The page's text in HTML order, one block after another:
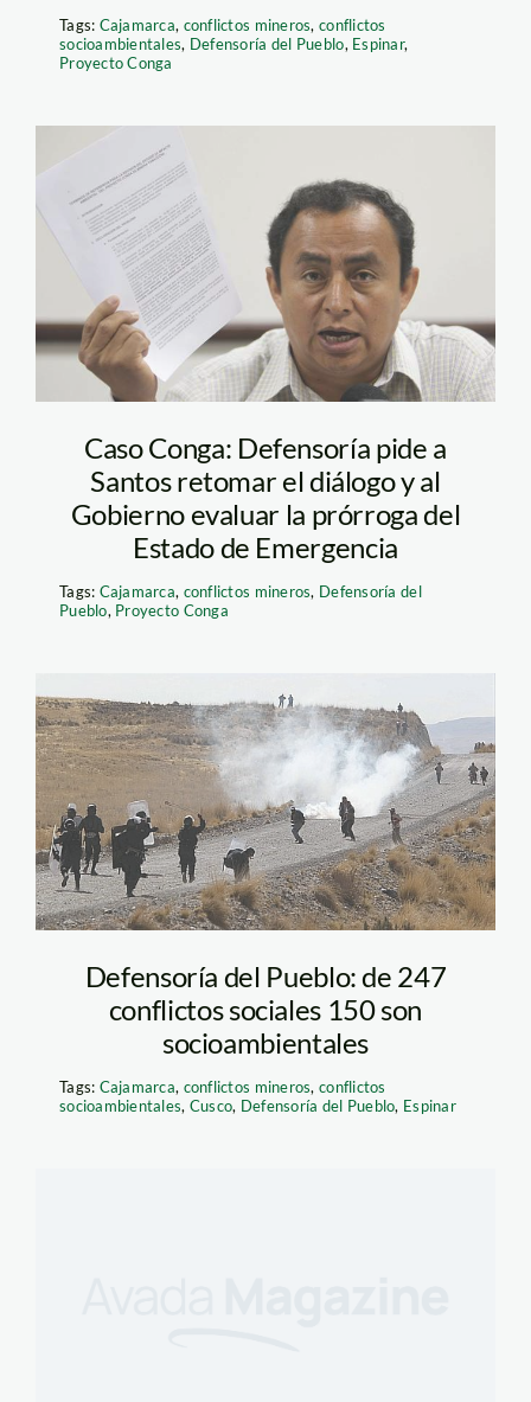
Tags: Cajamarca, conflictos mineros, conflictos
socioambientales, Defensoría del Pueblo, Espinar,
Proyecto Conga
imagen-
santos_grego6321621
Caso Conga: Defensoría pide a
Santos retomar el diálogo y al
Gobierno evaluar la prórroga del
Estado de Emergencia
Tags: Cajamarca, conflictos mineros, Defensoría del
Pueblo, Proyecto Conga
espinar_elcomercio
Defensoría del Pueblo: de 247
conflictos sociales 150 son
socioambientales
Tags: Cajamarca, conflictos mineros, conflictos
socioambientales, Cusco, Defensoría del Pueblo, Espinar